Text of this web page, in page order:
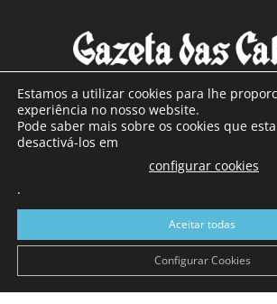
SOBRE NÓS
Com sede nas Caldas da Rainha e
a sul de distrito de Leiria, com mais de
toda a região Oeste. Jornal com
Continental e assinatura
Estamos a utilizar cookies para lhe
experiência no nosso website.
Pode saber mais sobre os cookies que
desactivá-los em
configurar cookies
.
Aceitar todas
Configurar Cookies